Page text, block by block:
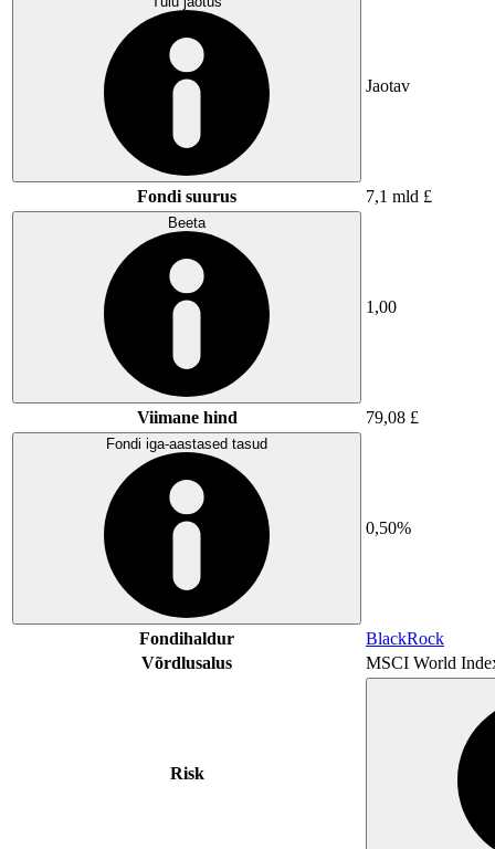
Jaotav
Fondi suurus 7,1 mld £
Beeta
1,00
Viimane hind 79,08 £
Fondi iga-aastased tasud
0,50%
Fondihaldur
BlackRock
Võrdlusalus
MSCI World
Risk